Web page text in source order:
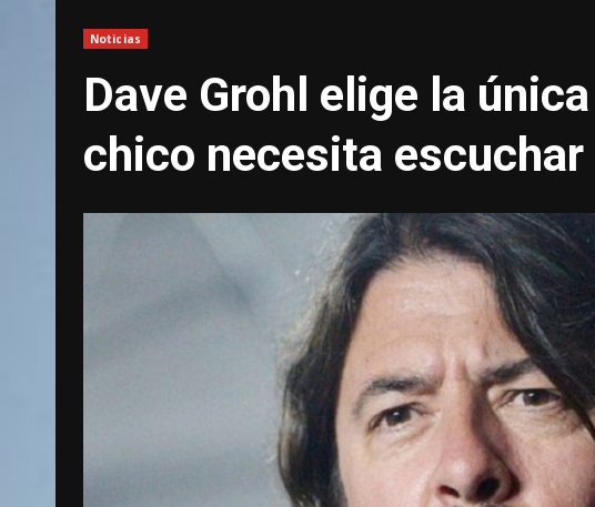
Noticias
Dave Grohl elige la
chico necesita